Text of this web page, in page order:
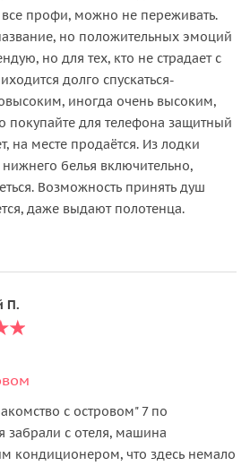
профи, можно не переживать.
но положительных эмоций
но для тех, кто не страдает с
долго спускаться-
иногда очень высоким,
покупайте для телефона защитный
на месте продаётся. Из лодки
белья включительно,
Возможность принять душ
даже выдают полотенца.
П.
с островом" 7 по
забрали с отеля, машина
кондиционером, что здесь немало